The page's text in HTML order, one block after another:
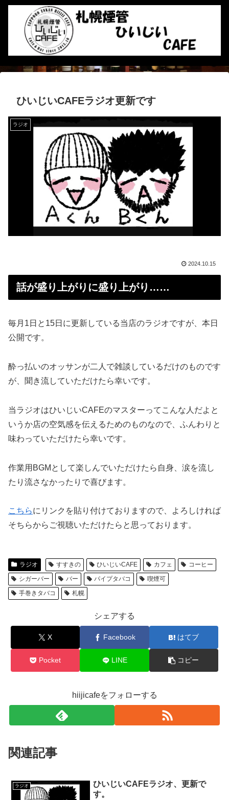
ひいじいCAFEラジオ更新です
ラジオ
2024.10.15
話が盛り上がりに盛り上がり……
毎月1日と15日に更新している当店のラジオですが、本日
公開です。
酔っ払いのオッサンが二人で雑談しているだけのものです
が、聞き流していただけたら幸いです。
当ラジオはひいじいCAFEのマスターってこんな人だよと
いうか店の空気感を伝えるためのものなので、ふんわりと
味わっていただけたら幸いです。
作業用BGMとして楽しんでいただけたら自身、涙を流し
たり流さなかったりで喜びます。
こちらにリンクを貼り付けておりますので、よろしければ
そちらからご視聴いただけたらと思っております。
ラジオ すすきの ひいじいCAFE カフェ
コーヒー
シガーバー
バー パイプタバコ
喫煙可
手巻きタバコ
札幌
シェアする
X Facebook はてブ
Pocket LINE コピー
hiijicafeをフォローする
関連記事
ラジオ
ひいじいCAFEラジオ、更新で
す。